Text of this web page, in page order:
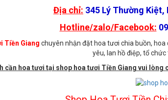
Shop hoa tươi Tiền Giang
Địa chỉ:345 Lý Thường Kiệt,
Hotline/zalo/Facebook:
chuyên nhận đặt hoa tươi chia buồn,
yêu, lan hồ điệp, tổ
cần hoa tươi tại shop hoa tươi Tiền Giang vui